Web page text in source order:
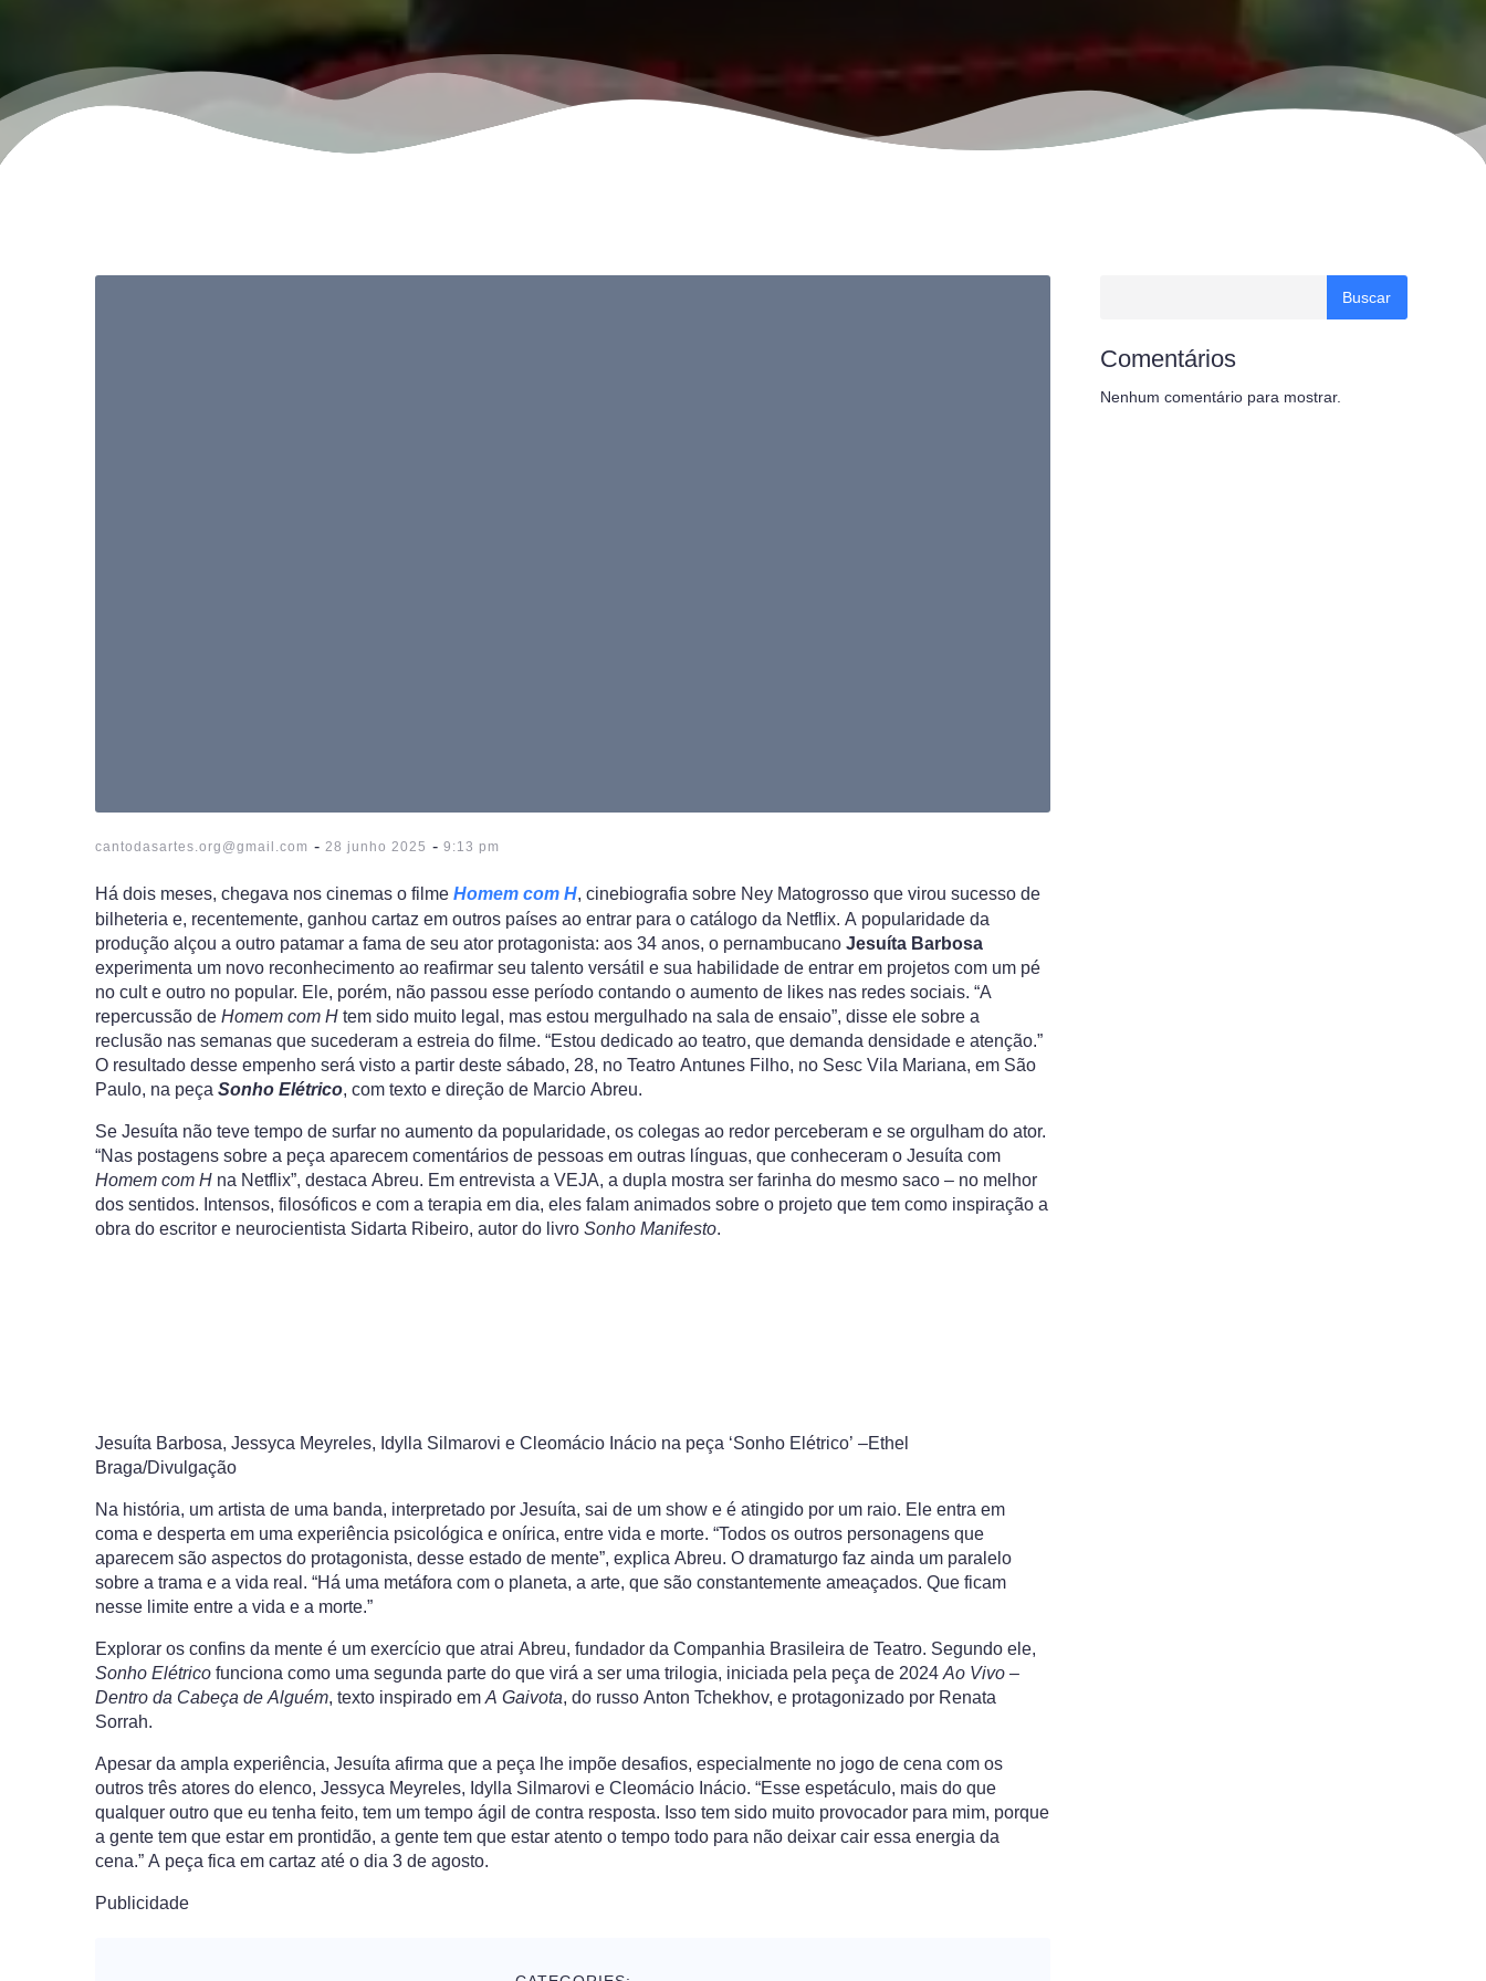
cantodasartes.org@gmail.com - 28 junho 2025 - 9:13 pm
Há dois meses, chegava nos cinemas o filme Homem com H, cinebiografia sobre Ney Matogrosso que virou sucesso de
bilheteria e, recentemente, ganhou cartaz em outros países ao entrar para o catálogo da Netflix. A popularidade da
produção alçou a outro patamar a fama de seu ator protagonista: aos 34 anos, o pernambucano Jesuíta Barbosa
experimenta um novo reconhecimento ao reafirmar seu talento versátil e sua habilidade de entrar em projetos com um pé
no cult e outro no popular. Ele, porém, não passou esse período contando o aumento de likes nas redes sociais. “A
repercussão de Homem com H tem sido muito legal, mas estou mergulhado na sala de ensaio”, disse ele sobre a
reclusão nas semanas que sucederam a estreia do filme. “Estou dedicado ao teatro, que demanda densidade e atenção.”
O resultado desse empenho será visto a partir deste sábado, 28, no Teatro Antunes Filho, no Sesc Vila Mariana, em São
Paulo, na peça Sonho Elétrico, com texto e direção de Marcio Abreu.
Se Jesuíta não teve tempo de surfar no aumento da popularidade, os colegas ao redor perceberam e se orgulham do ator.
“Nas postagens sobre a peça aparecem comentários de pessoas em outras línguas, que conheceram o Jesuíta com
Homem com H na Netflix”, destaca Abreu. Em entrevista a VEJA, a dupla mostra ser farinha do mesmo saco – no melhor
dos sentidos. Intensos, filosóficos e com a terapia em dia, eles falam animados sobre o projeto que tem como inspiração a
obra do escritor e neurocientista Sidarta Ribeiro, autor do livro Sonho Manifesto.
Jesuíta Barbosa, Jessyca Meyreles, Idylla Silmarovi e Cleomácio Inácio na peça ‘Sonho Elétrico’ –Ethel
Braga/Divulgação
Na história, um artista de uma banda, interpretado por Jesuíta, sai de um show e é atingido por um raio. Ele entra em
coma e desperta em uma experiência psicológica e onírica, entre vida e morte. “Todos os outros personagens que
aparecem são aspectos do protagonista, desse estado de mente”, explica Abreu. O dramaturgo faz ainda um paralelo
sobre a trama e a vida real. “Há uma metáfora com o planeta, a arte, que são constantemente ameaçados. Que ficam
nesse limite entre a vida e a morte.”
Explorar os confins da mente é um exercício que atrai Abreu, fundador da Companhia Brasileira de Teatro. Segundo ele,
Sonho Elétrico funciona como uma segunda parte do que virá a ser uma trilogia, iniciada pela peça de 2024 Ao Vivo –
Dentro da Cabeça de Alguém, texto inspirado em A Gaivota, do russo Anton Tchekhov, e protagonizado por Renata
Sorrah.
Apesar da ampla experiência, Jesuíta afirma que a peça lhe impõe desafios, especialmente no jogo de cena com os
outros três atores do elenco, Jessyca Meyreles, Idylla Silmarovi e Cleomácio Inácio. “Esse espetáculo, mais do que
qualquer outro que eu tenha feito, tem um tempo ágil de contra resposta. Isso tem sido muito provocador para mim, porque
a gente tem que estar em prontidão, a gente tem que estar atento o tempo todo para não deixar cair essa energia da
cena.” A peça fica em cartaz até o dia 3 de agosto.
Publicidade
Buscar
Comentários
Nenhum comentário para mostrar.